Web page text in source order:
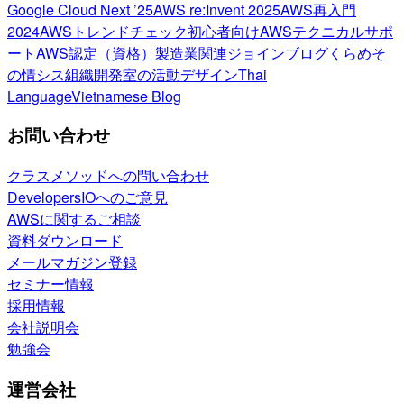
Google Cloud Next ’25AWS re:Invent 2025AWS再入門
2024AWSトレンドチェック初心者向けAWSテクニカルサポ
ートAWS認定（資格） 製造業関連ジョインブログくらめそ
の情シス組織開発室の活動デザインThai
LanguageVietnamese Blog
お問い合わせ
クラスメソッドへの問い合わせ
DevelopersIOへのご意見
AWSに関するご相談
資料ダウンロード
メールマガジン登録
セミナー情報
採用情報
会社説明会
勉強会
運営会社